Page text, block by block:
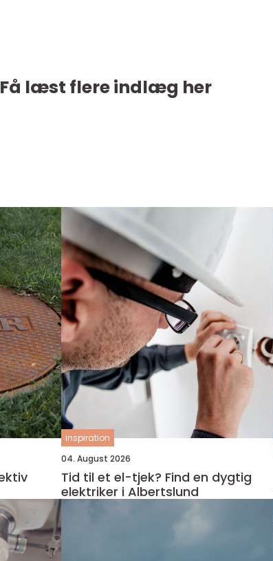
Få læst flere indlæg her
inspiration
04. August 2026
Tid til et el-tjek? Find en dygtig
elektriker i Albertslund